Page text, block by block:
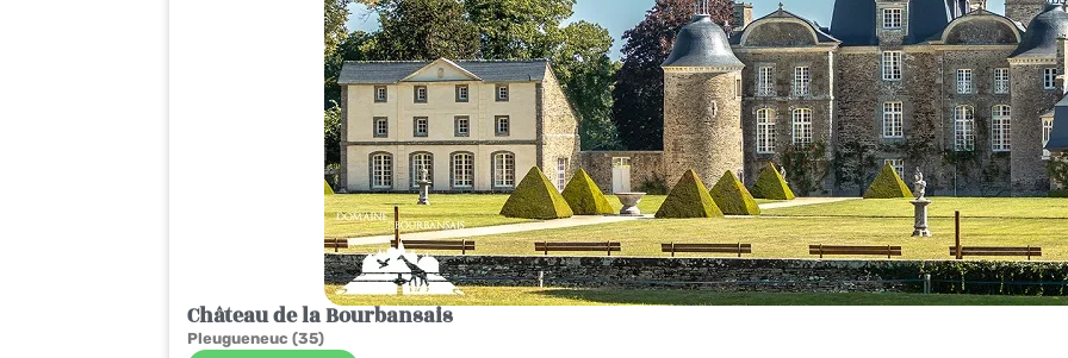
Château de la Bourbansais
Pleugueneuc (35)